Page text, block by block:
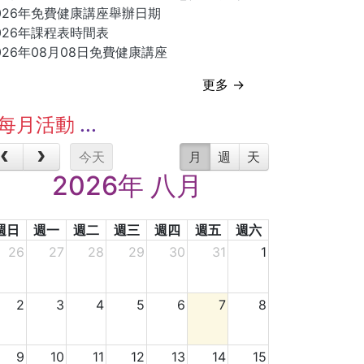
年免費健康講座舉辦日期
年課程表時間表
年08月08日免費健康講座
更多 →
月活動
今天 月 週 天
2026年 八月
日 週一 週二 週三 週四 週五
週六
26
27 28 29 30 31 1
2 3 4 5 6 7 8
9 10 11 12 13 14 15